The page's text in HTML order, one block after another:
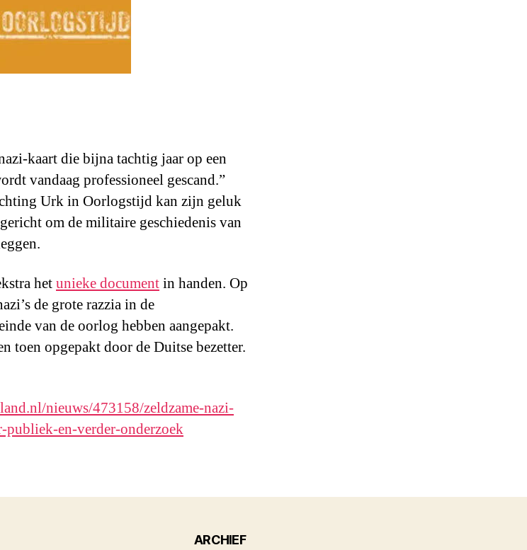
kaart die bijna tachtig jaar op een
vandaag professioneel gescand.”
Urk in Oorlogstijd kan zijn geluk
om de militaire geschiedenis van
hetunieke documentin handen. Op
de grote razzia in de
van de oorlog hebben aangepakt.
toen opgepakt door de Duitse bezetter.
nieuws/473158/zeldzame-nazi-
en-verder-onderzoek
ARCHIEF